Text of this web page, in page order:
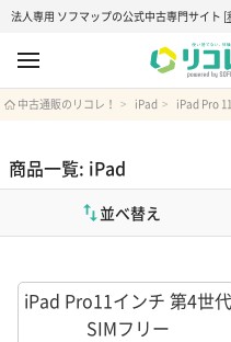
法人専用 ソフマップの公式中古専門サイト [
中古通販のリコレ！ iPad iPad Pro
商品一覧: iPad
並べ替え
iPad Pro11インチ 第4世代
SIMフリー